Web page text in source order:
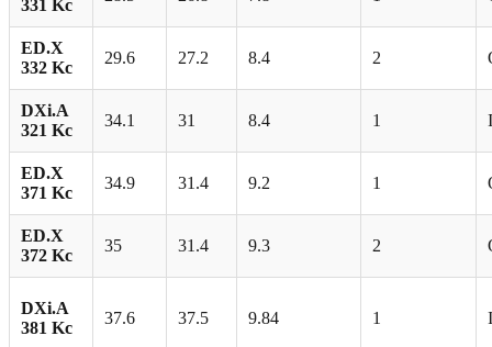
331 Kc
ED.X
332 Kc
29.6 27.2 8.4 2
DXi.A
321 Kc
34.1 31 8.4 1
ED.X
371 Kc
34.9 31.4 9.2 1
ED.X
372 Kc
35 31.4 9.3 2
DXi.A
381 Kc
37.6 37.5 9.84 1